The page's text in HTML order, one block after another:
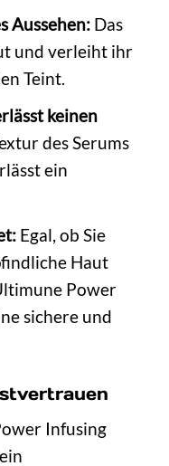
Aussehen:Das
und verleiht ihr
Teint.
keinen
des Serums
ein
Egal, ob Sie
Haut
Power
sichere und
Infusing